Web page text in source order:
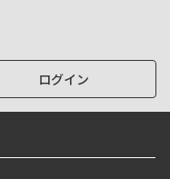
ログイン